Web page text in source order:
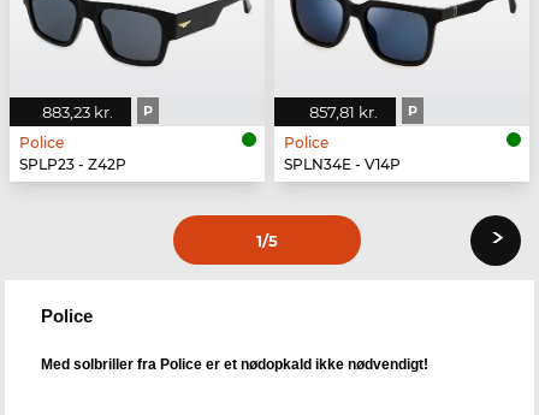
883,23 kr. P
Police
SPLP23 - Z42P
857,81 kr. P
Police
SPLN34E - V14P
1/5 ›
Police
Med solbriller fra Police er et nødopkald ikke nødvendigt!